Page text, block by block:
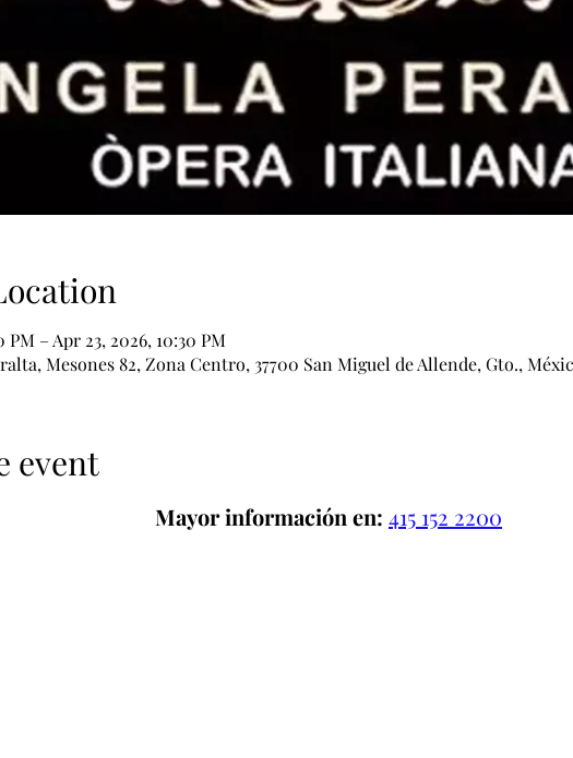
PM – Apr 23, 2026, 10:30 PM
Mesones 82, Zona Centro, 37700 San Miguel de Allende, Gto.,
event
Mayor información en: 415 152 2200